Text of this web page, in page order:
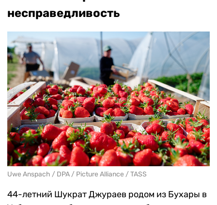
несправедливость
Uwe Anspach / DPA / Picture Alliance / TASS
44-летний Шукрат Джураев родом из Бухары в